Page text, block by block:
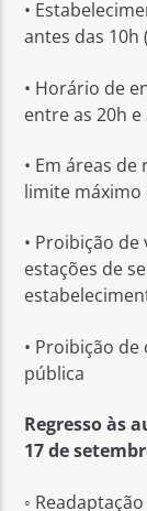
•
antes das 10h
• Horário de
entre as 20h
• Em áreas
limite máximo
• Proibição
estações de
• Proibição
pública
Regresso às
17 de
◦